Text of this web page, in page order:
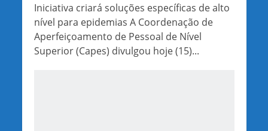
Iniciativa criará soluções específicas de alto
nível para epidemias A Coordenação de
Aperfeiçoamento de Pessoal de Nível
Superior (Capes) divulgou hoje (15)...